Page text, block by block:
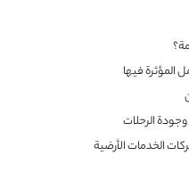
المؤثرة فيها
الرحلات
الخدمات الأرضية